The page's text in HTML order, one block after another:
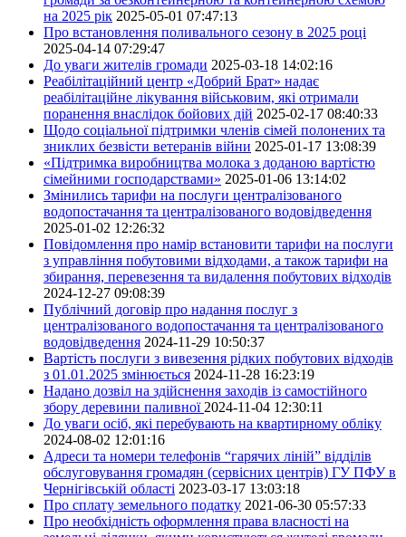
на 2025 рік 2025-05-01 07:47:13
Про встановлення поливального сезону в 2025 році
2025-04-14 07:29:47
До уваги жителів громади 2025-03-18 14:02:16
Реабілітаційний центр «Добрий Брат» надає
реабілітаційне лікування військовим, які отримали
поранення внаслідок бойових дій 2025-02-17 08:40:33
Щодо соціальної підтримки членів сімей полонених та
зниклих безвісти ветеранів війни 2025-01-17 13:08:39
«Підтримка виробництва молока з доданою вартістю
сімейними господарствами» 2025-01-06 13:14:02
Змінились тарифи на послуги централізованого
водопостачання та централізованого водовідведення
2025-01-02 12:26:32
Повідомлення про намір встановити тарифи на послуги
з управління побутовими відходами, а також тарифи на
збирання, перевезення та видалення побутових відходів
2024-12-27 09:08:39
Публічний договір про надання послуг з
централізованого водопостачання та централізованого
водовідведення 2024-11-29 10:50:37
Вартість послуги з вивезення рідких побутових відходів
з 01.01.2025 змінюється 2024-11-28 16:23:19
Надано дозвіл на здійснення заходів із самостійного
збору деревини паливної 2024-11-04 12:30:11
До уваги осіб, які перебувають на квартирному обліку
2024-08-02 12:01:16
Адреси та номери телефонів “гарячих ліній” відділів
обслуговування громадян (сервісних центрів) ГУ ПФУ в
Чернігівській області 2023-03-17 13:03:18
Про сплату земельного податку 2021-06-30 05:57:33
Про необхідність оформлення права власності на